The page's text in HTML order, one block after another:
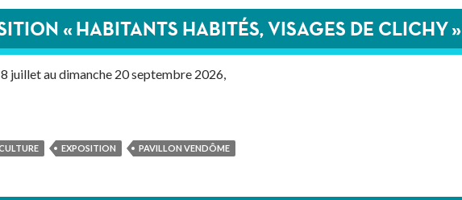
« HABITANTS HABITÉS, VISAGES DE CLICHY »
juillet au dimanche 20 septembre 2026,
EXPOSITION PAVILLON VENDÔME